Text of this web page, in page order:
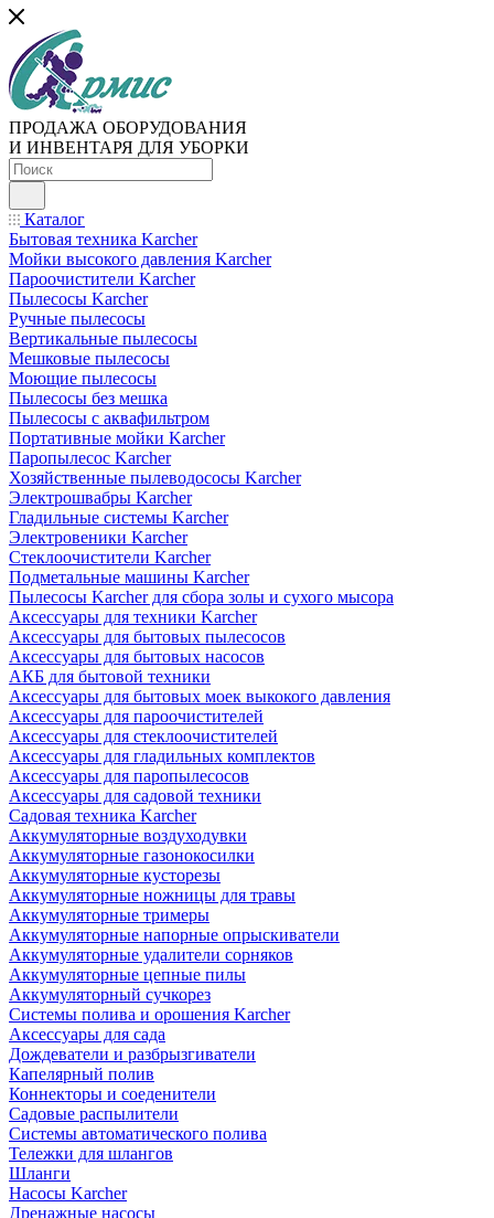
ПРОДАЖА ОБОРУДОВАНИЯ
И ИНВЕНТАРЯ ДЛЯ УБОРКИ
Каталог
Бытовая техника Karcher
Мойки высокого давления Karcher
Пароочистители Karcher
Пылесосы Karcher
Ручные пылесосы
Вертикальные пылесосы
Мешковые пылесосы
Моющие пылесосы
Пылесосы без мешка
Пылесосы с аквафильтром
Портативные мойки Karcher
Паропылесос Karcher
Хозяйственные пылеводососы Karcher
Электрошвабры Karcher
Гладильные системы Karcher
Электровеники Karcher
Стеклоочистители Karcher
Подметальные машины Karcher
Пылесосы Karcher для сбора золы и сухого мысора
Аксессуары для техники Karcher
Аксессуары для бытовых пылесосов
Аксессуары для бытовых насосов
АКБ для бытовой техники
Аксессуары для бытовых моек выкокого давления
Аксессуары для пароочистителей
Аксессуары для стеклоочистителей
Аксессуары для гладильных комплектов
Аксессуары для паропылесосов
Аксессуары для садовой техники
Садовая техника Karcher
Аккумуляторные воздуходувки
Аккумуляторные газонокосилки
Аккумуляторные кусторезы
Аккумуляторные ножницы для травы
Аккумуляторные тримеры
Аккумуляторные напорные опрыскиватели
Аккумуляторные удалители сорняков
Аккумуляторные цепные пилы
Аккумуляторный сучкорез
Системы полива и орошения Karcher
Аксессуары для сада
Дождеватели и разбрызгиватели
Капелярный полив
Коннекторы и соеденители
Садовые распылители
Системы автоматического полива
Тележки для шлангов
Шланги
Насосы Karcher
Дренажные насосы